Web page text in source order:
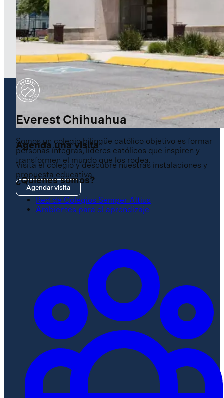
Agenda una visita
Visita el colegio y descubre nuestras instalaciones y
propuesta educativa.
Agendar visita
Everest Chihuahua
Somos un colegio bilingüe católico objetivo es formar
personas íntegras, líderes católicos que inspiren y
transformen el mundo que los rodea.
¿Quiénes somos?
Red de Colegios Semper Altius
Ambientes para el aprendizaje